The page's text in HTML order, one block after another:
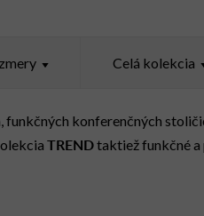
Celá kolekcia
funkčných konferenčných
TRENDtaktiež funkčné a